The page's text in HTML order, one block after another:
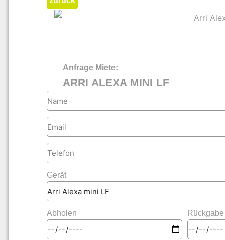
Anfrage Miete:
ARRI ALEXA MINI LF
Gerät
Abholen Rückgabe